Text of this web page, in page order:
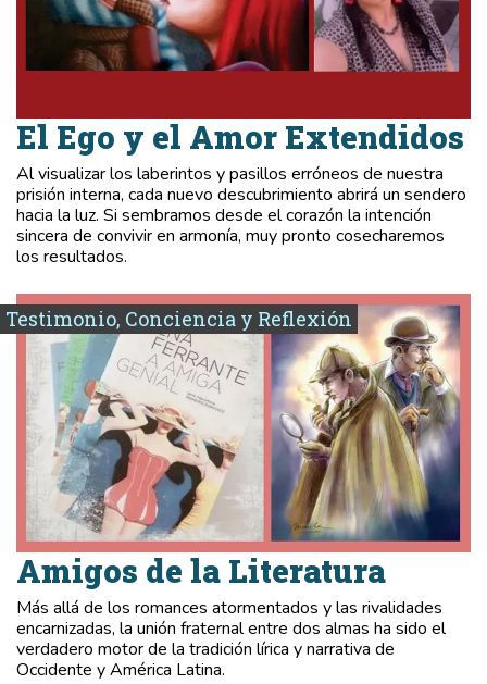
El Ego y el Amor Extendidos
Al visualizar los laberintos y pasillos erróneos de nuestra
prisión interna, cada nuevo descubrimiento abrirá un sendero
hacia la luz. Si sembramos desde el corazón la intención
sincera de convivir en armonía, muy pronto cosecharemos
los resultados.
Testimonio, Conciencia y Reflexión
Amigos de la Literatura
Más allá de los romances atormentados y las rivalidades
encarnizadas, la unión fraternal entre dos almas ha sido el
verdadero motor de la tradición lírica y narrativa de
Occidente y América Latina.